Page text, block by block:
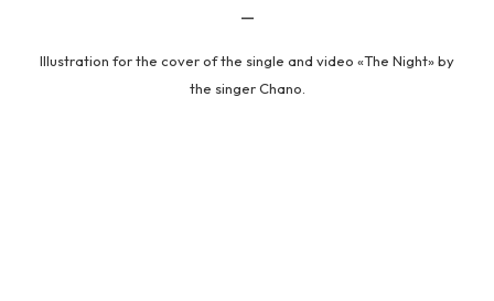
—
Illustration for the cover of the single and video «The Night» by
the singer Chano.